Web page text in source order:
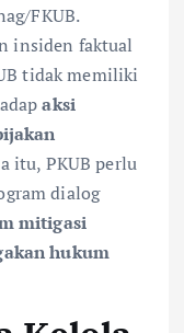
FKUB.
insiden faktual
tidak memiliki
aksi
itu, PKUB perlu
dialog
mitigasi
hukum